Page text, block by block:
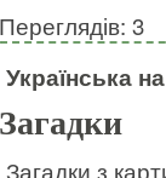
Переглядів: 3
Українська
Загадки
Загадки з